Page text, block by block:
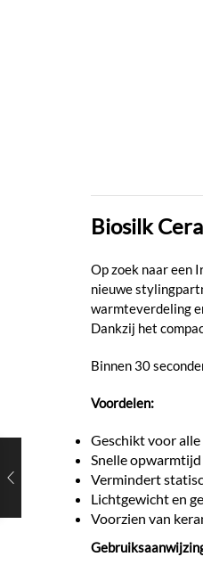
Biosilk
Op zoek naar een
nieuwe
warmteverdeling
Dankzij het
Binnen 30
Voordelen:
Geschikt voor
Snelle opwarmtijd
Vermindert
Lichtgewicht en
Voorzien van